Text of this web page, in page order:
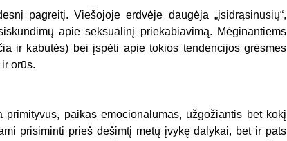
pagreitį. Viešojoje erdvėje daugėja „įsidrąsinusių“,
apie seksualinį priekabiavimą. Mėginantiems
ir kabutės) bei įspėti apie tokios tendencijos grėsmes
orūs.
paikas emocionalumas, užgožiantis bet kokį
prisiminti prieš dešimtį metų įvykę dalykai, bet ir pats